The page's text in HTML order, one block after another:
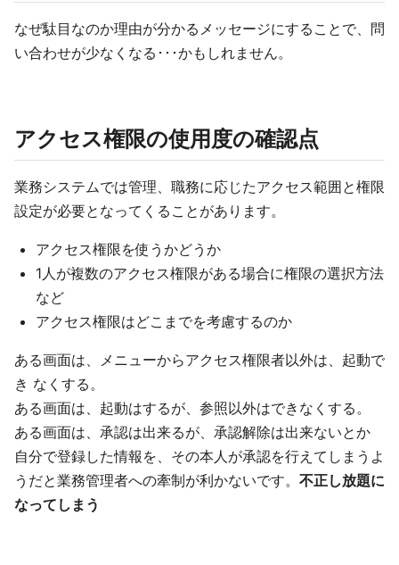
なぜ駄目なのか理由が分かるメッセージにすることで、問
い合わせが少なくなる･･･かもしれません。
アクセス権限の使用度の確認点
業務システムでは管理、職務に応じたアクセス範囲と権限
設定が必要となってくることがあります。
アクセス権限を使うかどうか
1人が複数のアクセス権限がある場合に権限の選択方法
など
アクセス権限はどこまでを考慮するのか
ある画面は、メニューからアクセス権限者以外は、起動で
き なくする。
ある画面は、起動はするが、参照以外はできなくする。
ある画面は、承認は出来るが、承認解除は出来ないとか
自分で登録した情報を、その本人が承認を行えてしまうよ
うだと業務管理者への牽制が利かないです。 不正し放題に
なってしまう